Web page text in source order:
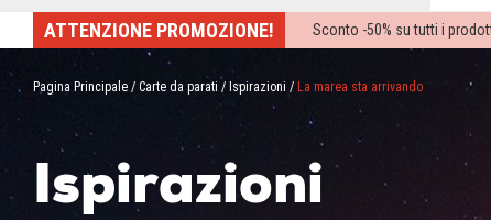
ATTENZIONE PROMOZIONE! Sconto -50% su tutti i
Pagina Principale / Carte da parati / Ispirazioni / La marea sta arrivando
Ispirazioni